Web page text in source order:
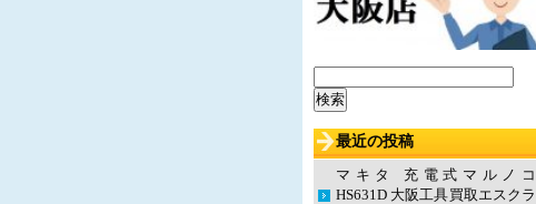
索:
最近の投稿
マキタ 充電式マルノコ
HS631D 大阪工具買取エスクラ